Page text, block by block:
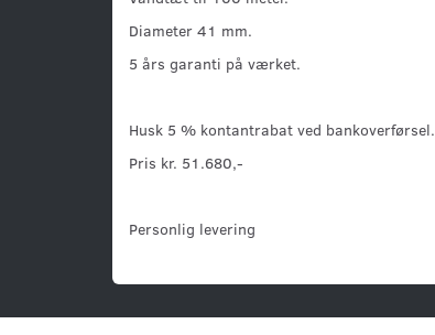
Diameter 41 mm.
5 års garanti på værket.
Husk 5 % kontantrabat ved bankoverførsel.
Pris kr. 51.680,-
Personlig levering